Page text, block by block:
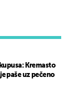
Kremasto
paše uz pečeno